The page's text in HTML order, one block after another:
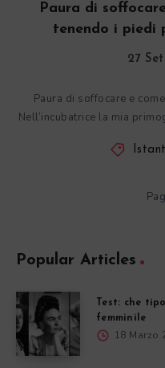
Paura di
tenendo i piedi
27
Paura di soffocare e
Nell’incubatrice la mia
Popular Articles
Test: che
femminile
18 Marzo